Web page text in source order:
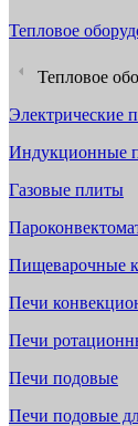
Тепловое
Тепловое
Электрические
Индукционные
Газовые плиты
Пищеварочные
Печи
Печи
Печи подовые
Печи подовые